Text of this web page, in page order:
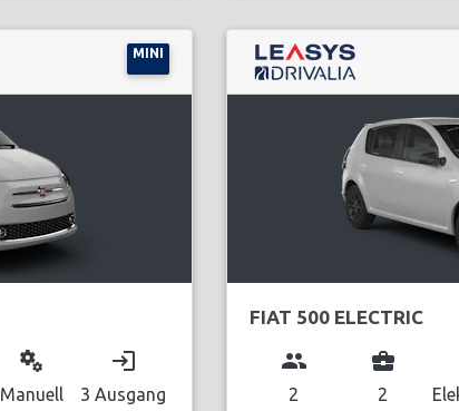
MINI
miscellaneous_services
Manuell
login
3 Ausgang
FIAT 500 ELECTRIC
group
2
business_center
2